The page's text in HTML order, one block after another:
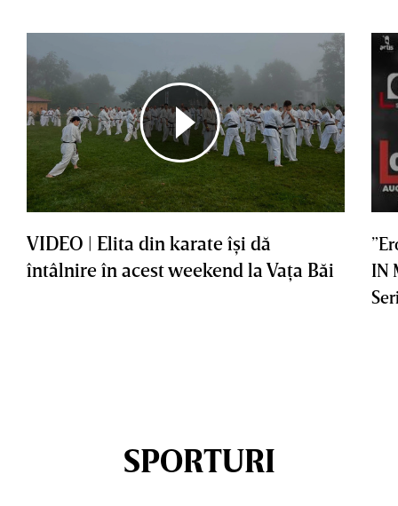
VIDEO | Elita din karate îşi dă
întâlnire în acest weekend la Vaţa Băi
IN
SPORTURI